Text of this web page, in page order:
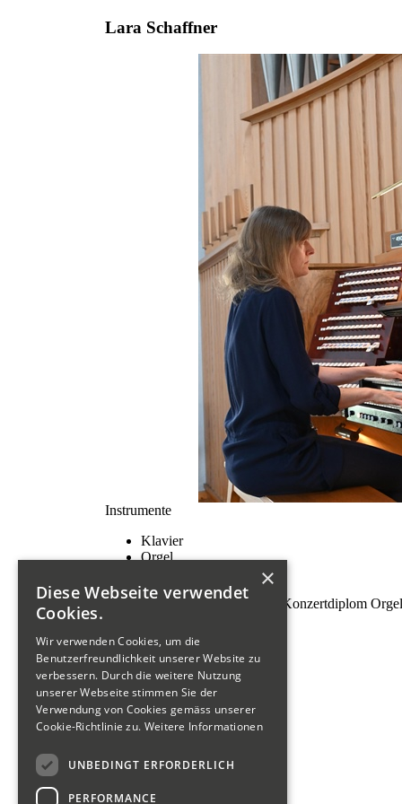
Lara Schaffner
Instrumente
Klavier
Orgel
Zertifikate
Lehrdiplom Klavier und Orgel Konzertdiplom
×
Diese Webseite verwendet
Cookies.
Wir verwenden Cookies, um die
Benutzerfreundlichkeit unserer Website zu
verbessern. Durch die weitere Nutzung
unserer Webseite stimmen Sie der
Verwendung von Cookies gemäss unserer
Cookie-Richtlinie zu. Weitere Informationen
UNBEDINGT ERFORDERLICH
PERFORMANCE